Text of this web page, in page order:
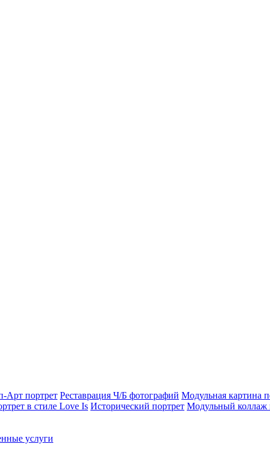
Арт портрет Реставрация Ч/Б фотографий Модульная картина
в стиле Love Is Исторический портрет Модульный коллаж
услуги